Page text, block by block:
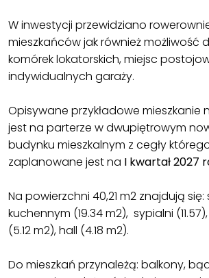
W inwestycji przewidziano
mieszkańców jak również możliwość
komórek lokatorskich, miejsc
indywidualnych garaży.
Opisywane przykładowe mieszkanie
jest na parterze w dwupiętrowym
budynku mieszkalnym z cegły
zaplanowane jest na I kwartał 2027
Na powierzchni 40,21 m2 znajdują
kuchennym (19.34 m2), sypialni
(5.12 m2), hall (4.18 m2).
Do mieszkań przynależą: balkony,